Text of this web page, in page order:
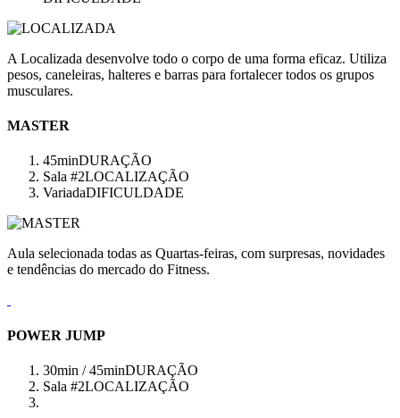
A Localizada desenvolve todo o corpo de uma forma eficaz. Utiliza
pesos, caneleiras, halteres e barras para fortalecer todos os grupos
musculares.
MASTER
45minDURAÇÃO
Sala #2LOCALIZAÇÃO
VariadaDIFICULDADE
Aula selecionada todas as Quartas-feiras, com surpresas, novidades
e tendências do mercado do Fitness.
POWER JUMP
30min / 45minDURAÇÃO
Sala #2LOCALIZAÇÃO